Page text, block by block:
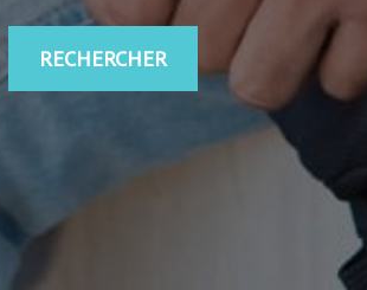
RECHERCHER